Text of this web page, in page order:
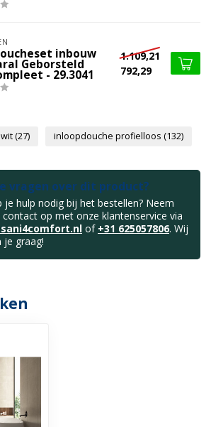
inbouw
Geborsteld
- 29.3041
1.109,21
792,29
(27) inloopdouche profielloos (132)
vragen over dit product?
je hulp nodig bij het bestellen? Neem
contact op met onze klantenservice via
of +31 625057806. Wij
je graag!